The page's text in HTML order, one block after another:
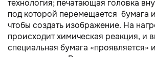
технология; печатающая головка
под которой перемещается бумага
чтобы создать изображение. На
происходит химическая реакция, и
специальная бумага